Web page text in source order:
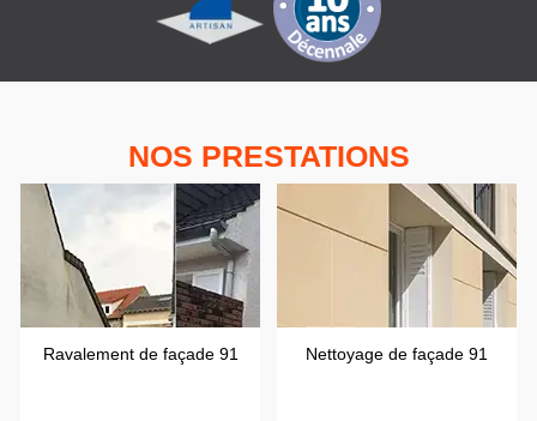
NOS PRESTATIONS
Ravalement de façade 91 Nettoyage de façade 91